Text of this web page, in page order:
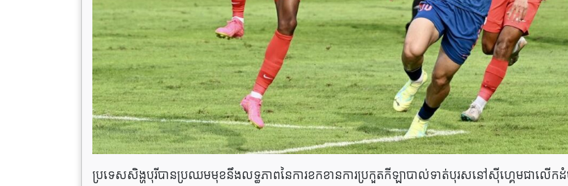
ប្រទេសសិង្ហបុរីបានប្រឈមមុខនឹងលទ្ធភាពនៃការខកខានការប្រកួតកីឡាបាល់ទាត់បុរសនៅស៊ីហ្គេមជាលើកដំ